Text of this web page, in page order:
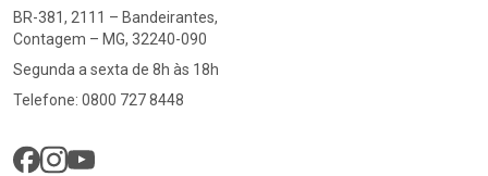
BR-381, 2111 – Bandeirantes,
Contagem – MG, 32240-090
Segunda a sexta de 8h às 18h
Telefone: 0800 727 8448